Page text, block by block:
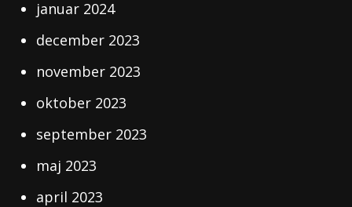
januar 2024
december 2023
november 2023
oktober 2023
september 2023
maj 2023
april 2023